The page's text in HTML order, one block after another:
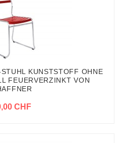
KUNSTSTOFF OHNE
FEUERVERZINKT VON
CHF